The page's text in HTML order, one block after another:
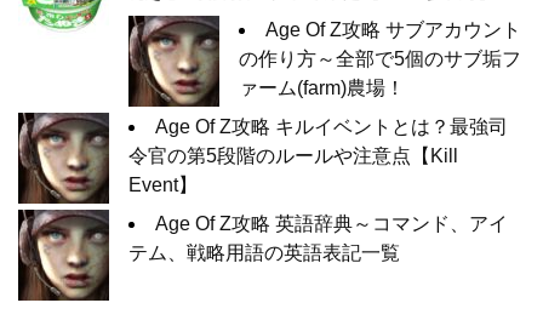
Age Of Z攻略 サブアカウント
の作り方～全部で5個のサブ垢フ
ァーム(farm)農場！
Age Of Z攻略 キルイベントとは？最強司
令官の第5段階のルールや注意点【Kill
Event】
Age Of Z攻略 英語辞典～コマンド、アイ
テム、戦略用語の英語表記一覧